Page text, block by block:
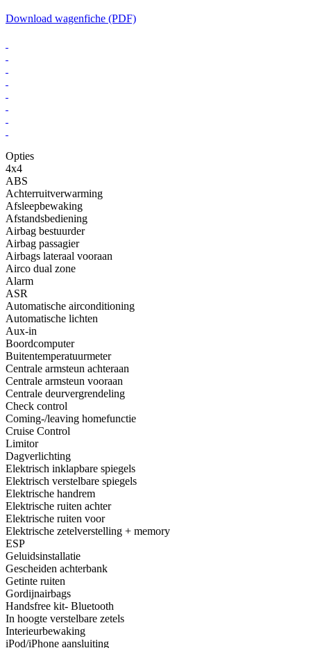
Download wagenfiche (PDF)
Opties
4x4
ABS
Achterruitverwarming
Afsleepbewaking
Afstandsbediening
Airbag bestuurder
Airbag passagier
Airbags lateraal vooraan
Airco dual zone
Alarm
ASR
Automatische airconditioning
Automatische lichten
Aux-in
Boordcomputer
Buitentemperatuurmeter
Centrale armsteun achteraan
Centrale armsteun vooraan
Centrale deurvergrendeling
Check control
Coming-/leaving homefunctie
Cruise Control
Limitor
Dagverlichting
Elektrisch inklapbare spiegels
Elektrisch verstelbare spiegels
Elektrische handrem
Elektrische ruiten achter
Elektrische ruiten voor
Elektrische zetelverstelling + memory
ESP
Geluidsinstallatie
Gescheiden achterbank
Getinte ruiten
Gordijnairbags
Handsfree kit- Bluetooth
In hoogte verstelbare zetels
Interieurbewaking
iPod/iPhone aansluiting